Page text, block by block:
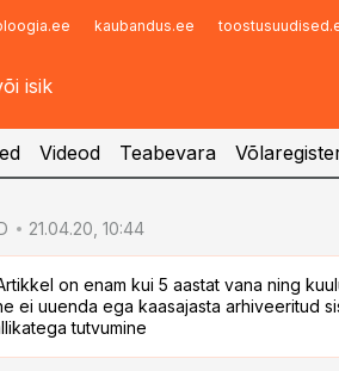
kaubandus.ee
Videod Teabevara
21.04.20, 10:44
on enam kui 5 aastat vana ning
ei uuenda ega kaasajasta arhiveeritud
tutvumine